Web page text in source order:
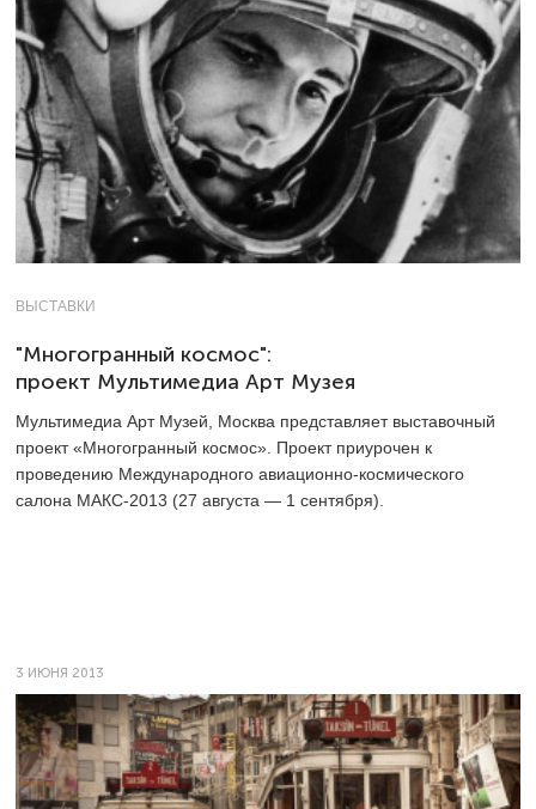
ВЫСТАВКИ
"Многогранный космос":
проект Мультимедиа Арт Музея
Мультимедиа Арт Музей, Москва представляет выставочный
проект «Многогранный космос». Проект приурочен к
проведению Международного авиационно-космического
салона МАКС-2013 (27 августа — 1 сентября).
3 ИЮНЯ 2013